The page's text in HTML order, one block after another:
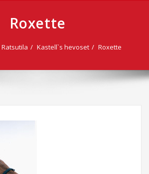
Roxette
Kastell`s hevoset Roxette